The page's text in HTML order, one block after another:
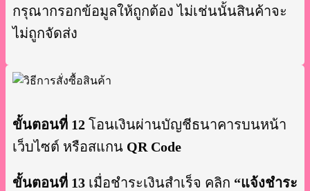
กรุณากรอกข้อมูลให้ถูกต้อง ไม่เช่นนั้นสินค้าจะ
ไม่ถูกจัดส่ง
ขั้นตอนที่ 12 โอนเงินผ่านบัญชีธนาคารบนหน้า
เว็บไซต์ หรือสแกน QR Code
ขั้นตอนที่ 13 เมื่อชำระเงินสำเร็จ คลิก “แจ้งชำระ